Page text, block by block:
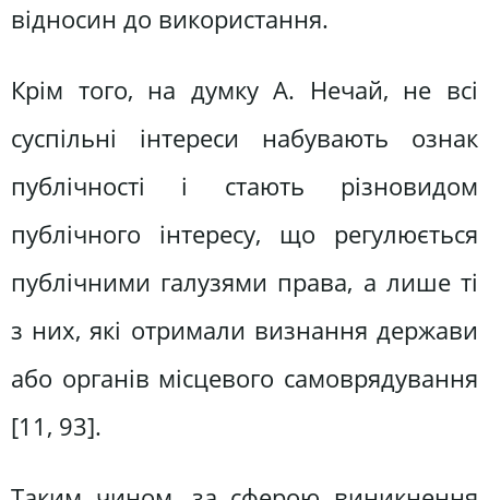
відносин до використання.
Крім того, на думку А. Нечай, не всі
суспільні інтереси набувають ознак
публічності і стають різновидом
публічного інтересу, що регулюється
публічними галузями права, а лише ті
з них, які отримали визнання держави
або органів місцевого самоврядування
[11, 93].